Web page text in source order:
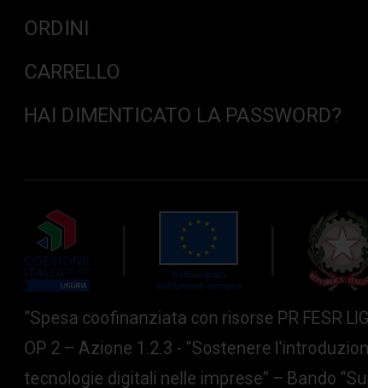
ORDINI
CARRELLO
HAI DIMENTICATO LA PASSWORD?
“Spesa coofinanziata con risorse PR FESR
OP 2 – Azione 1.2.3 - "Sostenere
tecnologie digitali nelle imprese” – Bando